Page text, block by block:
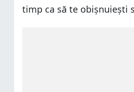
timp ca să te obișnuiești